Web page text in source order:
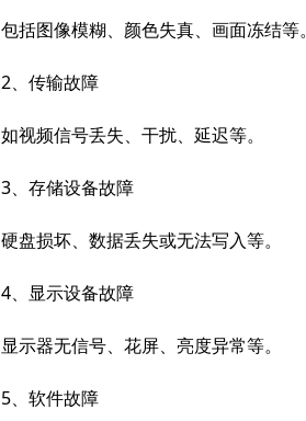
包括图像模糊、颜色失真、画面冻结等。
2、传输故障
如视频信号丢失、干扰、延迟等。
3、存储设备故障
硬盘损坏、数据丢失或无法写入等。
4、显示设备故障
显示器无信号、花屏、亮度异常等。
5、软件故障